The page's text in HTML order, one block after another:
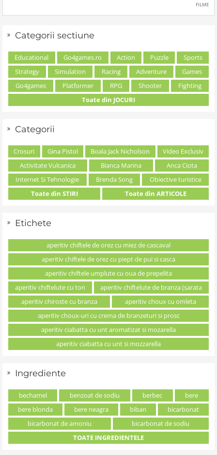
FILME
Categorii sectiune
Educational Go4games.ro Action Puzzle
Sports
Strategy
Simulation Racing Adventure
Games
Go4games
Platformer RPG Shooter
Fighting
Toate din JOCURI
Categorii
Crosuri Gina Pistol Boala Jack Nicholson
Video Exclusiv
Activitate Vulcanica
Bianca Marina
Anca Ciota
Internet Si Tehnologie
Brenda Song
Obiective turistice
Toate din STIRI
Toate din ARTICOLE
Etichete
aperitiv chiftele de orez cu miez de cascaval
aperitiv chiftele de orez cu piept de pui si casca
aperitiv chiftele umplute cu oua de prepelita
aperitiv chiftelute cu ton
aperitiv chiftelute de branza (sarata
aperitiv chiroste cu branza
aperitiv choux cu omleta
aperitiv choux-uri cu crema de branzeturi si prosc
aperitiv ciabatta cu unt aromatizat si mozarella
aperitiv ciabatta cu unt si mozzarella
Ingrediente
bechamel benzoat de sodiu berbec
bere
bere blonda
bere neagra biban
bicarbonat
bicarbonat de amoniu
bicarbonat de sodiu
TOATE INGREDIENTELE